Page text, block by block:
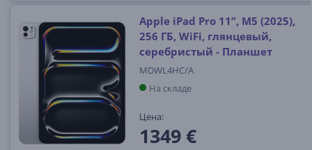
Apple iPad Pro 11”, M5 (2025),
256 ГБ, WiFi, глянцевый,
серебристый - Планшет
MDWL4HC/A
На складе
Цена:
1349 €